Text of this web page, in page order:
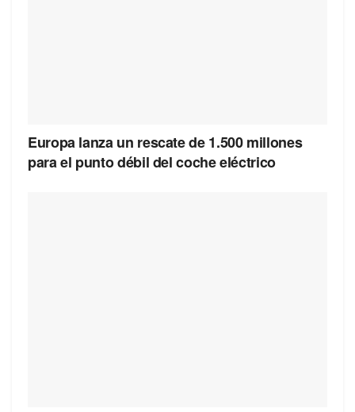
Europa lanza un rescate de 1.500 millones
para el punto débil del coche eléctrico